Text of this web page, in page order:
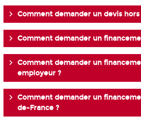
Comment demander un devis hors
Comment demander un
Comment demander un
employeur ?
Comment demander un
de-France ?